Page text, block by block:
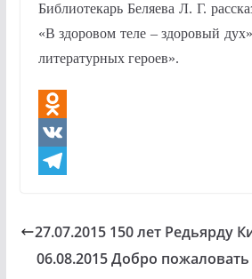
Библиотекарь Беляева Л. Г.
«В здоровом теле – здоровый
литературных героев».
O
d
V
27.07.2015 150 лет Редьярду
06.08.2015 Добро пожаловать